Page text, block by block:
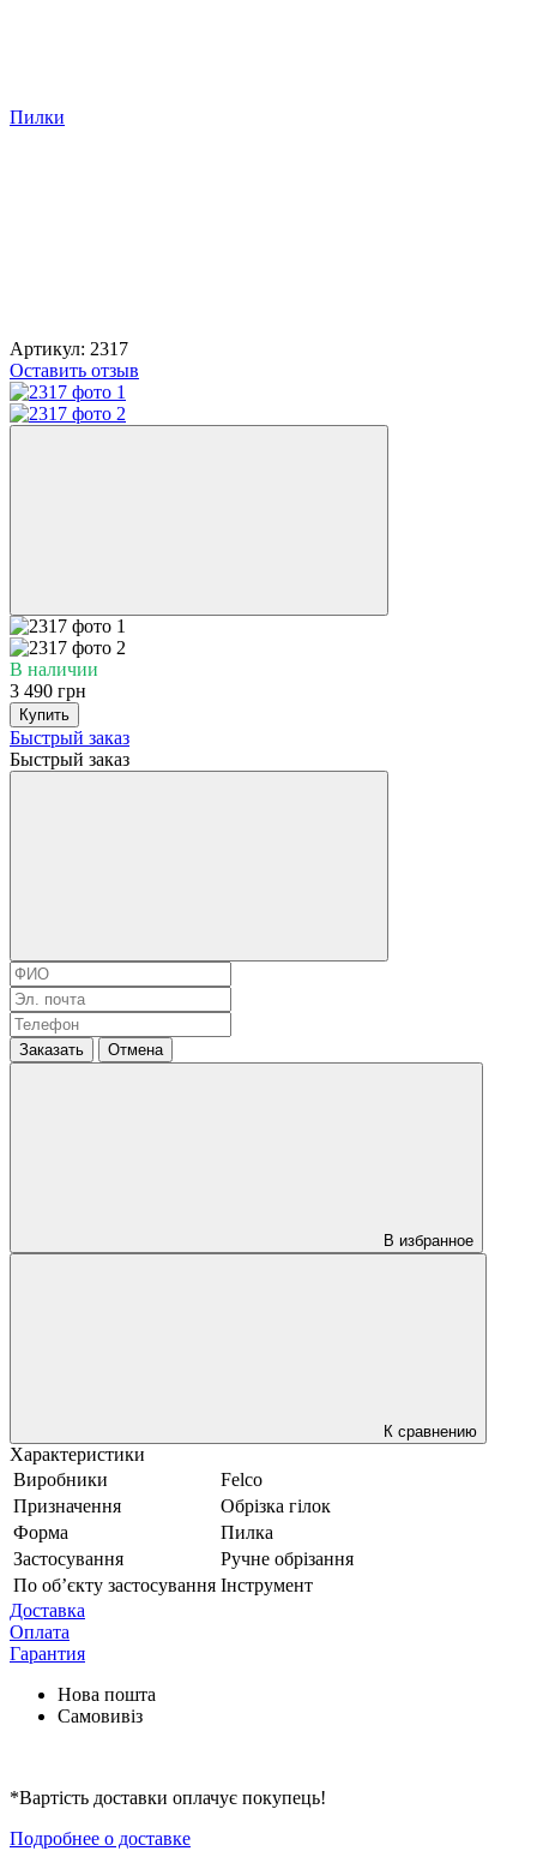
Пилки
Артикул: 2317
Оставить отзыв
В наличии
3 490 грн
Купить
Быстрый заказ
Быстрый заказ
Заказать Отмена
В избранное
К сравнению
Характеристики
Виробники
Felco
Призначення
Обрізка гілок
Форма
Пилка
Застосування
Ручне обрізання
По обʼєкту застосування Інструмент
Доставка
Оплата
Гарантия
Нова пошта
Самовивіз
*Вартість доставки оплачує покупець!
Подробнее о доставке